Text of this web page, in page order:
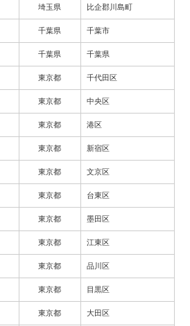
埼玉県 比企郡川島町
千葉県 千葉市
千葉県 千葉県
東京都 千代田区
東京都 中央区
東京都 港区
東京都 新宿区
東京都 文京区
東京都 台東区
東京都 墨田区
東京都 江東区
東京都 品川区
東京都 目黒区
東京都 大田区